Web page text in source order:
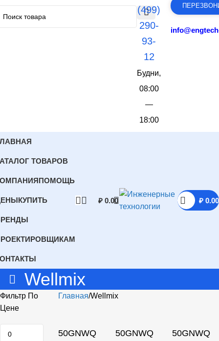
(499)
290-
93-
12
Будни,
08:00
—
18:00
ТОВАРОВ
ПОМОЩЬ
КУПИТЬ ₽ 0.00 ₽ 0.00
Wellmix
Фильтр По
Цене
Главная Wellmix
50GNWQ
50GNWQ
50GNWQ